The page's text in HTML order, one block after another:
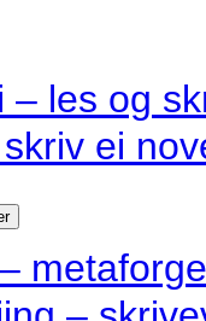
– les og
ei